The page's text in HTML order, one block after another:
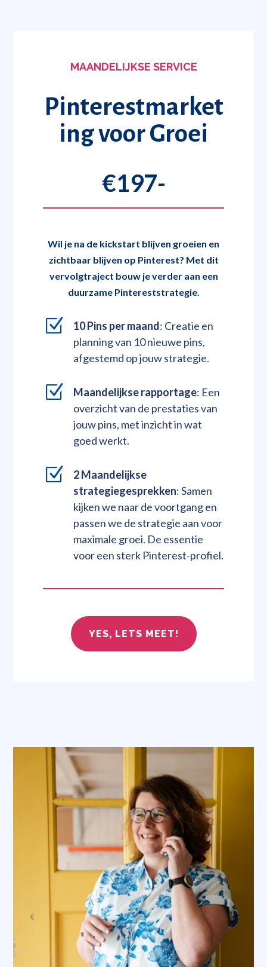
MAANDELIJKSE SERVICE
Pinterestmarket
ing voor Groei
€197-
Wil je na de kickstart blijven groeien en
zichtbaar blijven op Pinterest? Met dit
vervolgtraject bouw je verder aan een
duurzame Pintereststrategie.
Z 10 Pins per maand: Creatie en
planning van 10 nieuwe pins,
afgestemd op jouw strategie.
Z Maandelijkse rapportage: Een
overzicht van de prestaties van
jouw pins, met inzicht in wat
goed werkt.
Z
2 Maandelijkse
strategiegesprekken: Samen
kijken we naar de voortgang en
passen we de strategie aan voor
maximale groei. De essentie
voor een sterk Pinterest-profiel.
YES, LETS MEET!